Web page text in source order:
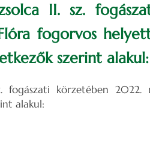
II. sz.
fogorvos
szerint alakul:
fogászati körzetében
alakul: